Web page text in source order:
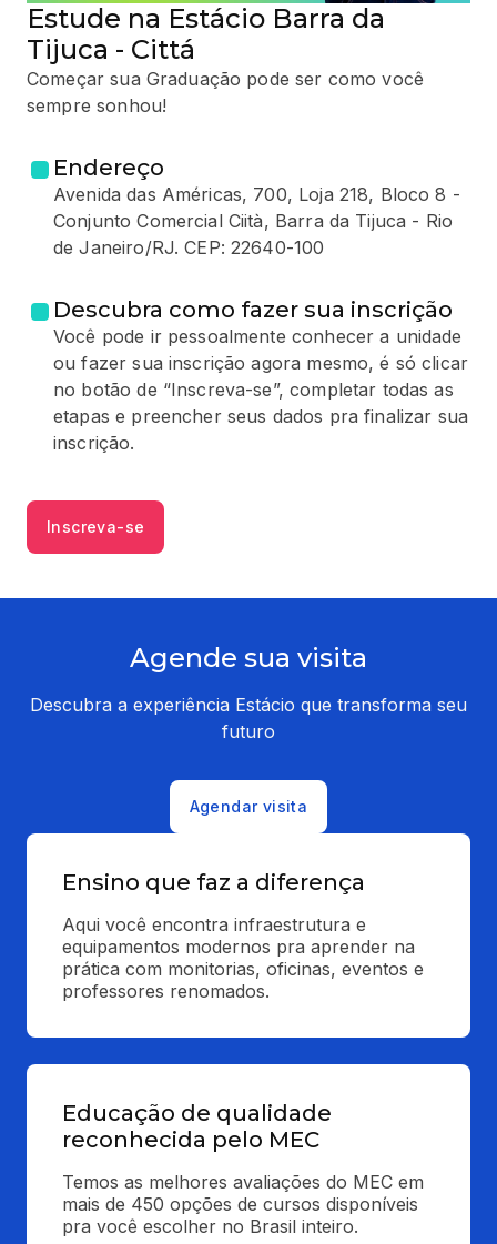
Estude na Estácio Barra da
Tijuca - Cittá
Começar sua Graduação pode ser como você
sempre sonhou!
Endereço
Avenida das Américas, 700, Loja 218, Bloco 8 -
Conjunto Comercial Ciità, Barra da Tijuca - Rio
de Janeiro/RJ. CEP: 22640-100
Descubra como fazer sua inscrição
Você pode ir pessoalmente conhecer a unidade
ou fazer sua inscrição agora mesmo, é só clicar
no botão de “Inscreva-se”, completar todas as
etapas e preencher seus dados pra finalizar sua
inscrição.
Inscreva-se
Agende sua visita
Descubra a experiência Estácio que transforma seu
futuro
Agendar visita
Ensino que faz a diferença
Aqui você encontra infraestrutura e
equipamentos modernos pra aprender na
prática com monitorias, oficinas, eventos e
professores renomados.
Educação de qualidade
reconhecida pelo MEC
Temos as melhores avaliações do MEC em
mais de 450 opções de cursos disponíveis
pra você escolher no Brasil inteiro.